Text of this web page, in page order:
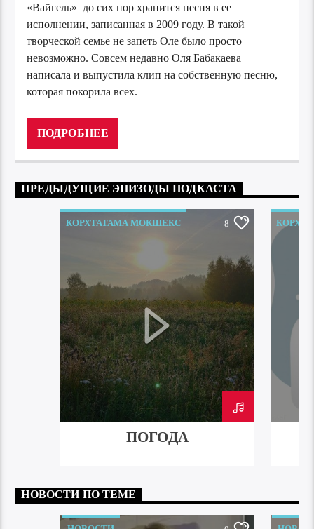
«Вайгель» до сих пор хранится песня в ее
исполнении, записанная в 2009 году. В такой
творческой семье не запеть Оле было просто
невозможно. Совсем недавно Оля Бабакаева
написала и выпустила клип на собственную песню,
которая покорила всех.
ПОДРОБНЕЕ
ПРЕДЫДУЩИЕ ЭПИЗОДЫ ПОДКАСТА
КОРХТАТАМА МОКШЕКС 8
ПОГОДА
НОВОСТИ ПО ТЕМЕ